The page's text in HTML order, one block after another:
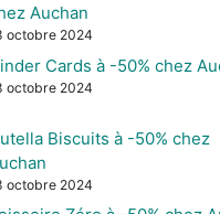
Auchan
octobre 2024
Cards à -50% chez
octobre 2024
Biscuits à -50% chez
octobre 2024